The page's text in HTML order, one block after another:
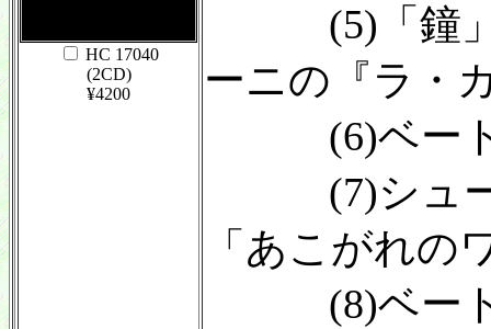
HC 17040
(2CD)
¥4200
(5)「鐘」
ーニの『ラ・
(6)ベート
(7)シュー
「あこがれの
(8)ベート